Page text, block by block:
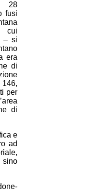
28
fusi
cui
– si
era
di
per
di
e
ad
sino